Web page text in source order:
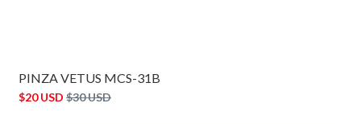
PINZA VETUS MCS-31B
$20 USD $30 USD